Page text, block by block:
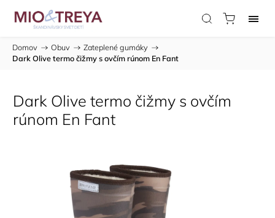
Domov / Obuv / Zateplené gumáky /
Dark Olive termo čižmy s ovčím rúnom En Fant
Dark Olive termo čižmy s ovčím
rúnom En Fant